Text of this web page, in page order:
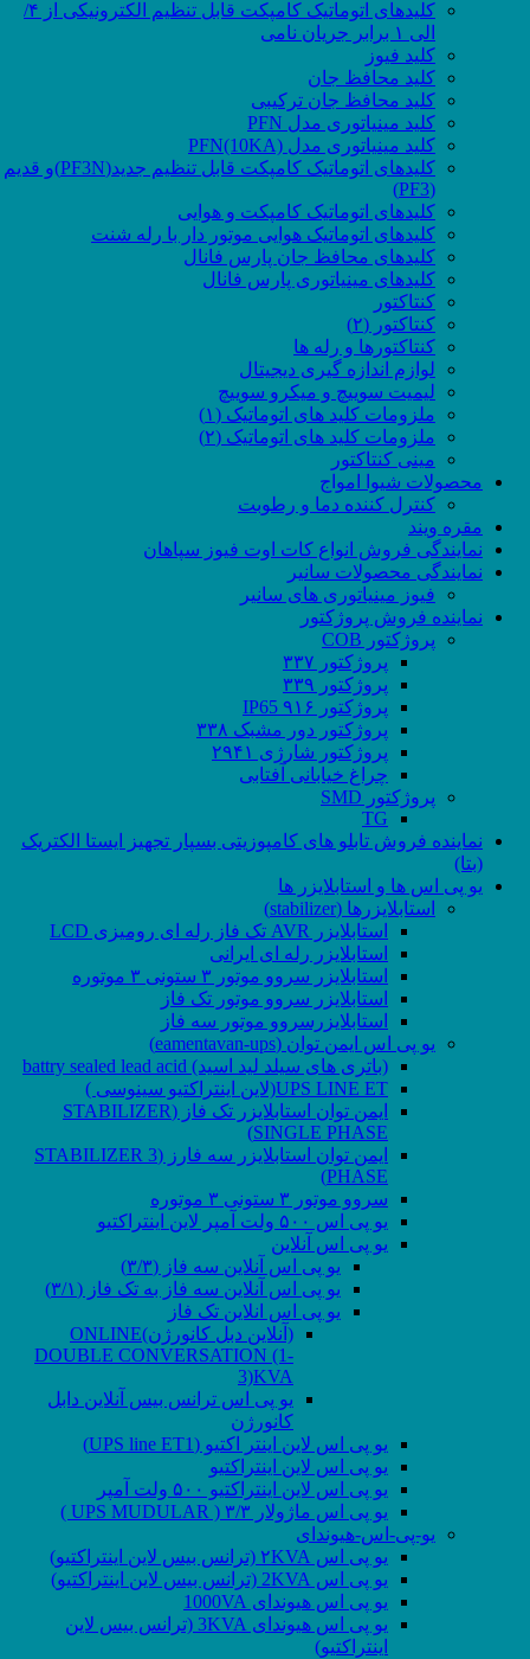
کلیدهای اتوماتیک کامپکت قابل تنظیم الکترونیکی از ۴/
الی ۱ برابر جریان نامی
کلید فیوز
کلید محافظ جان
کلید محافظ جان ترکیبی
کلید مینیاتوری مدل PFN
کلید مینیاتوری مدل PFN(10KA)
کلیدهای اتوماتیک کامپکت قابل تنظیم جدید(PF3N)و قدیم
(PF3)
کلیدهای اتوماتیک کامپکت و هوایی
کلیدهای اتوماتیک هوایی موتور دار با رله شنت
کلیدهای محافظ جان پارس فانال
کلیدهای مینیاتوری پارس فانال
کنتاکتور
کنتاکتور (۲)
کنتاکتورها و رله ها
لوازم اندازه گیری دیجیتال
لیمیت سوییچ و میکرو سوییچ
ملزومات کلید های اتوماتیک (۱)
ملزومات کلید های اتوماتیک (۲)
مینی کنتاکتور
محصولات شیوا امواج
کنترل کننده دما و رطوبت
مقره ویند
نمایندگی فروش انواع کات اوت فیوز سپاهان
نمایندگی محصولات سانیر
فیوز مینیاتوری های سانیر
نماینده فروش پروژکتور
پروژکتور COB
پروژکتور ۳۳۷
پروژکتور ۳۳۹
پروژکتور ۹۱۶ IP65
پروژکتور دور مشبک ۳۳۸
پروژکتور شارژی ۲۹۴۱
چراغ خیابانی آفتابی
پروژکتور SMD
TG
نماینده فروش تابلو های کامپوزیتی بسپار تجهیز ایستا الکتریک
(بتا)
یو پی اس ها و استابلایزر ها
استابلایزرها (stabilizer)
استابلایزر AVR تک فاز رله ای رومیزی LCD
استابلایزر رله ای ایرانی
استابلایزر سروو موتور ۳ ستونی ۳ موتوره
استابلایزر سروو موتور تک فاز
استابلایزرسروو موتور سه فاز
یو پی اس ایمن توان (eamentavan-ups)
(باتری های سیلد لید اسید) battry sealed lead acid
UPS LINE ET(لاین اینتراکتیو سینوسی )
ایمن توان استابلایزر تک فاز (STABILIZER
SINGLE PHASE)
ایمن توان استابلایزر سه فارز (STABILIZER 3
PHASE)
سروو موتور ۳ ستونی ۳ موتوره
یو پی اس ۵۰۰ ولت آمپر لاین اینتراکتیو
یو پی اس آنلاین
یو پی اس آنلاین سه فاز (۳/۳)
یو پی اس آنلاین سه فاز به تک فاز (۳/۱)
یو پی اس انلاین تک فاز
(آنلاین دبل کانورژن)ONLINE
DOUBLE CONVERSATION (1-
3)KVA
یو پی اس ترانس بیس آنلاین دابل
کانورژن
یو پی اس لاین اینتر اکتیو (UPS line ET1)
یو پی اس لاین اینتراکتیو
یو پی اس لاین اینتراکتیو ۵۰۰ ولت آمپر
یو پی اس ماژولار ۳/۳ ( UPS MUDULAR )
یو-پی-اس-هیوندای
یو پی اس ۲KVA (ترانس بیس لاین اینتراکتیو)
یو پی اس 2KVA (ترانس بیس لاین اینتراکتیو)
یو پی اس هیوندای 1000VA
یو پی اس هیوندای 3KVA (ترانس بیس لاین
اینتراکتیو)